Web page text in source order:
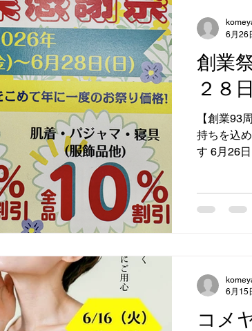
合わせは
創業
２８日
【創業93
持ちを込
す 6月26日(金)〜6月28日(日) の3日間限定！ 婦人・紳士
6月26
コメ
6月15